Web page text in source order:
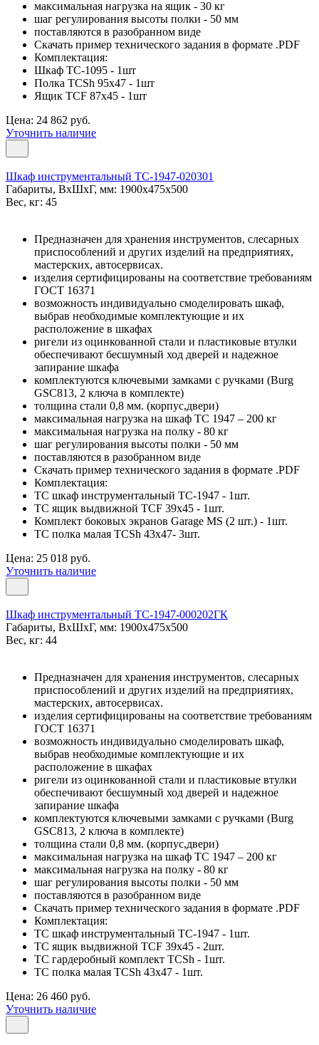
максимальная нагрузка на ящик - 30 кг
шаг регулирования высоты полки - 50 мм
поставляются в разобранном виде
Скачать пример технического задания в формате .PDF
Комплектация:
Шкаф TC-1095 - 1шт
Полка TCSh 95х47 - 1шт
Ящик TCF 87x45 - 1шт
Цена: 24 862 руб.
Уточнить наличие
Шкаф инструментальный TC-1947-020301
Габариты, ВxШxГ, мм: 1900x475x500
Вес, кг: 45
Предназначен для хранения инструментов, слесарных
приспособлений и других изделий на предприятиях,
мастерских, автосервисах.
изделия сертифицированы на соответствие требованиям
ГОСТ 16371
возможность индивидуально смоделировать шкаф,
выбрав необходимые комплектующие и их
расположение в шкафах
ригели из оцинкованной стали и пластиковые втулки
обеспечивают бесшумный ход дверей и надежное
запирание шкафа
комплектуются ключевыми замками с ручками (Burg
GSC813, 2 ключа в комплекте)
толщина стали 0,8 мм. (корпус,двери)
максимальная нагрузка на шкаф ТС 1947 – 200 кг
максимальная нагрузка на полку - 80 кг
шаг регулирования высоты полки - 50 мм
поставляются в разобранном виде
Скачать пример технического задания в формате .PDF
Комплектация:
TC шкаф инструментальный TC-1947 - 1шт.
TC ящик выдвижной TCF 39x45 - 1шт.
Комплект боковых экранов Garage MS (2 шт.) - 1шт.
TC полка малая TCSh 43х47- 3шт.
Цена: 25 018 руб.
Уточнить наличие
Шкаф инструментальный TC-1947-000202ГК
Габариты, ВxШxГ, мм: 1900x475x500
Вес, кг: 44
Предназначен для хранения инструментов, слесарных
приспособлений и других изделий на предприятиях,
мастерских, автосервисах.
изделия сертифицированы на соответствие требованиям
ГОСТ 16371
возможность индивидуально смоделировать шкаф,
выбрав необходимые комплектующие и их
расположение в шкафах
ригели из оцинкованной стали и пластиковые втулки
обеспечивают бесшумный ход дверей и надежное
запирание шкафа
комплектуются ключевыми замками с ручками (Burg
GSC813, 2 ключа в комплекте)
толщина стали 0,8 мм. (корпус,двери)
максимальная нагрузка на шкаф ТС 1947 – 200 кг
максимальная нагрузка на полку - 80 кг
шаг регулирования высоты полки - 50 мм
поставляются в разобранном виде
Скачать пример технического задания в формате .PDF
Комплектация:
TC шкаф инструментальный TC-1947 - 1шт.
TC ящик выдвижной TCF 39x45 - 2шт.
TC гардеробный комплект TCSh - 1шт.
TC полка малая TCSh 43х47 - 1шт.
Цена: 26 460 руб.
Уточнить наличие